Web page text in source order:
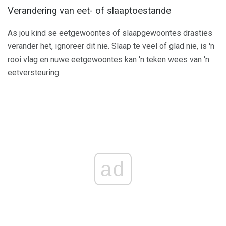
Verandering van eet- of slaaptoestande
As jou kind se eetgewoontes of slaapgewoontes drasties
verander het, ignoreer dit nie. Slaap te veel of glad nie, is 'n
rooi vlag en nuwe eetgewoontes kan 'n teken wees van 'n
eetversteuring.
ad